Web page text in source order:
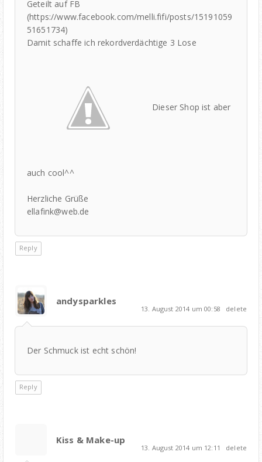
Geteilt auf FB
(https://www.facebook.com/melli.fifi/posts/15191059
51651734)
Damit schaffe ich rekordverdächtige 3 Lose
Dieser Shop ist aber
auch cool^^
Herzliche Grüße
ellafink@web.de
Reply
andysparkles
13. August 2014 um 00:58 delete
Der Schmuck ist echt schön!
Reply
Kiss & Make-up
13. August 2014 um 12:11 delete